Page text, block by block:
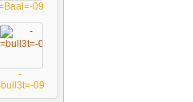
09
-
09